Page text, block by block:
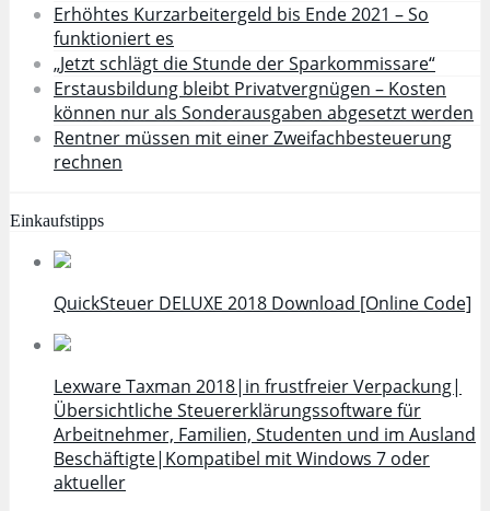
Erhöhtes Kurzarbeitergeld bis Ende 2021 – So
funktioniert es
„Jetzt schlägt die Stunde der Sparkommissare“
Erstausbildung bleibt Privatvergnügen – Kosten
können nur als Sonderausgaben abgesetzt werden
Rentner müssen mit einer Zweifachbesteuerung
rechnen
Einkaufstipps
QuickSteuer DELUXE 2018 Download [Online Code]
Lexware Taxman 2018|in frustfreier Verpackung|
Übersichtliche Steuererklärungssoftware für
Arbeitnehmer, Familien, Studenten und im Ausland
Beschäftigte|Kompatibel mit Windows 7 oder
aktueller